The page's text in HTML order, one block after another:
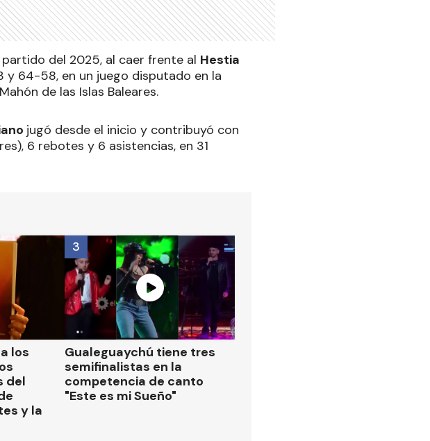
del 2025, al caer frente al Hestia
64-58, en un juego disputado en la
de las Islas Baleares.
jugó desde el inicio y contribuyó con
6 rebotes y 6 asistencias, en 31
los
del
y la
Gualeguaychú tiene tres
semifinalistas en la
competencia de canto
"Este es mi Sueño"
3